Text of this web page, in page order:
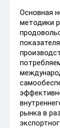
Основная
методики
рынка в